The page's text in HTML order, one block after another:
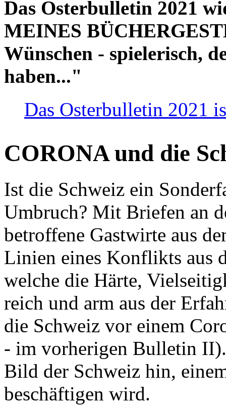
Das Osterbulletin 2021
MEINES
Wünschen - spielerisch,
haben..."
Das Osterbulletin 2021
CORONA und die
Ist die Schweiz ein
Umbruch? Mit Briefen an
betroffene Gastwirte aus
Linien eines Konflikts aus
welche die Härte,
reich und arm aus der
die Schweiz vor einem
- im vorherigen Bulletin
Bild der Schweiz hin,
beschäftigen wird.